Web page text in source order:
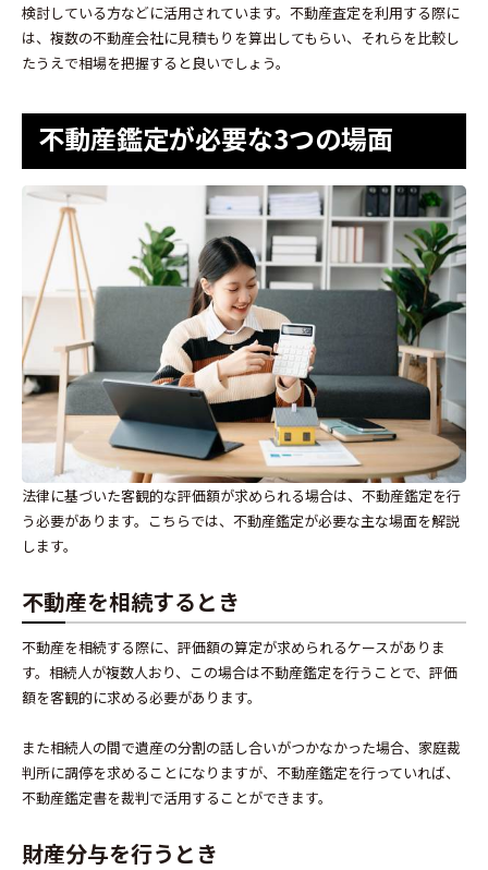
検討している方などに活用されています。不動産査定を利用する際に
は、複数の不動産会社に見積もりを算出してもらい、それらを比較し
たうえで相場を把握すると良いでしょう。
不動産鑑定が必要な3つの場面
法律に基づいた客観的な評価額が求められる場合は、不動産鑑定を行
う必要があります。こちらでは、不動産鑑定が必要な主な場面を解説
します。
不動産を相続するとき
不動産を相続する際に、評価額の算定が求められるケースがありま
す。相続人が複数人おり、この場合は不動産鑑定を行うことで、評価
額を客観的に求める必要があります。
また相続人の間で遺産の分割の話し合いがつかなかった場合、家庭裁
判所に調停を求めることになりますが、不動産鑑定を行っていれば、
不動産鑑定書を裁判で活用することができます。
財産分与を行うとき